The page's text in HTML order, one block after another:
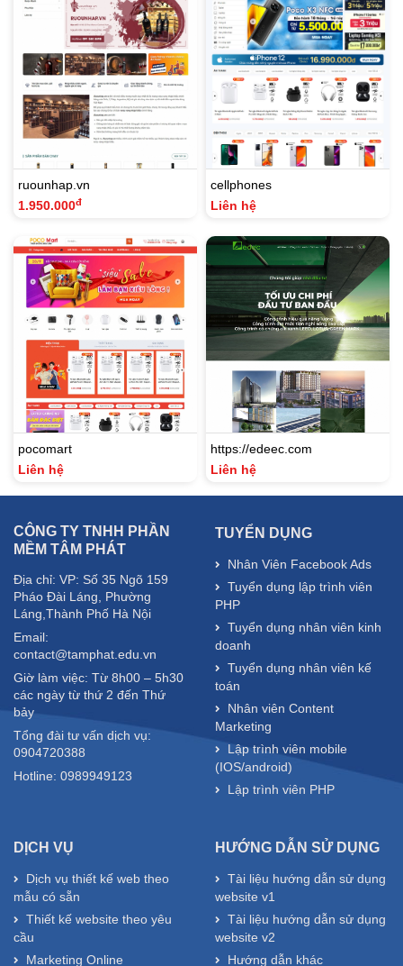
ruounhap.vn
1.950.000đ
cellphones
Liên hệ
pocomart
Liên hệ
https://edeec.com
Liên hệ
CÔNG TY TNHH PHẦN
MỀM TÂM PHÁT
Địa chỉ: VP: Số 35 Ngõ 159
Pháo Đài Láng, Phường
Láng,Thành Phố Hà Nội
Email:
contact@tamphat.edu.vn
Giờ làm việc: Từ 8h00 – 5h30
các ngày từ thứ 2 đến Thứ
bảy
Tổng đài tư vấn dịch vụ:
0904720388
Hotline: 0989949123
TUYỂN DỤNG
Nhân Viên Facebook Ads
Tuyển dụng lập trình viên
PHP
Tuyển dụng nhân viên kinh
doanh
Tuyển dụng nhân viên kế
toán
Nhân viên Content
Marketing
Lập trình viên mobile
(IOS/android)
Lập trình viên PHP
DỊCH VỤ
Dịch vụ thiết kế web theo
mẫu có sẵn
Thiết kế website theo yêu
cầu
Marketing Online
HƯỚNG DẪN SỬ DỤNG
Tài liệu hướng dẫn sử dụng
website v1
Tài liệu hướng dẫn sử dụng
website v2
Hướng dẫn khác